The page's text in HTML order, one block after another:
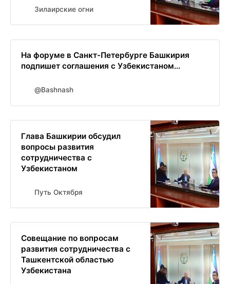
Зилаирские огни
На форуме в Санкт-Петербурге Башкирия
подпишет соглашения с Узбекистаном...
@Bashnash
Глава Башкирии обсудил
вопросы развития
сотрудничества с
Узбекистаном
Путь Октября
Совещание по вопросам
развития сотрудничества с
Ташкентской областью
Узбекистана